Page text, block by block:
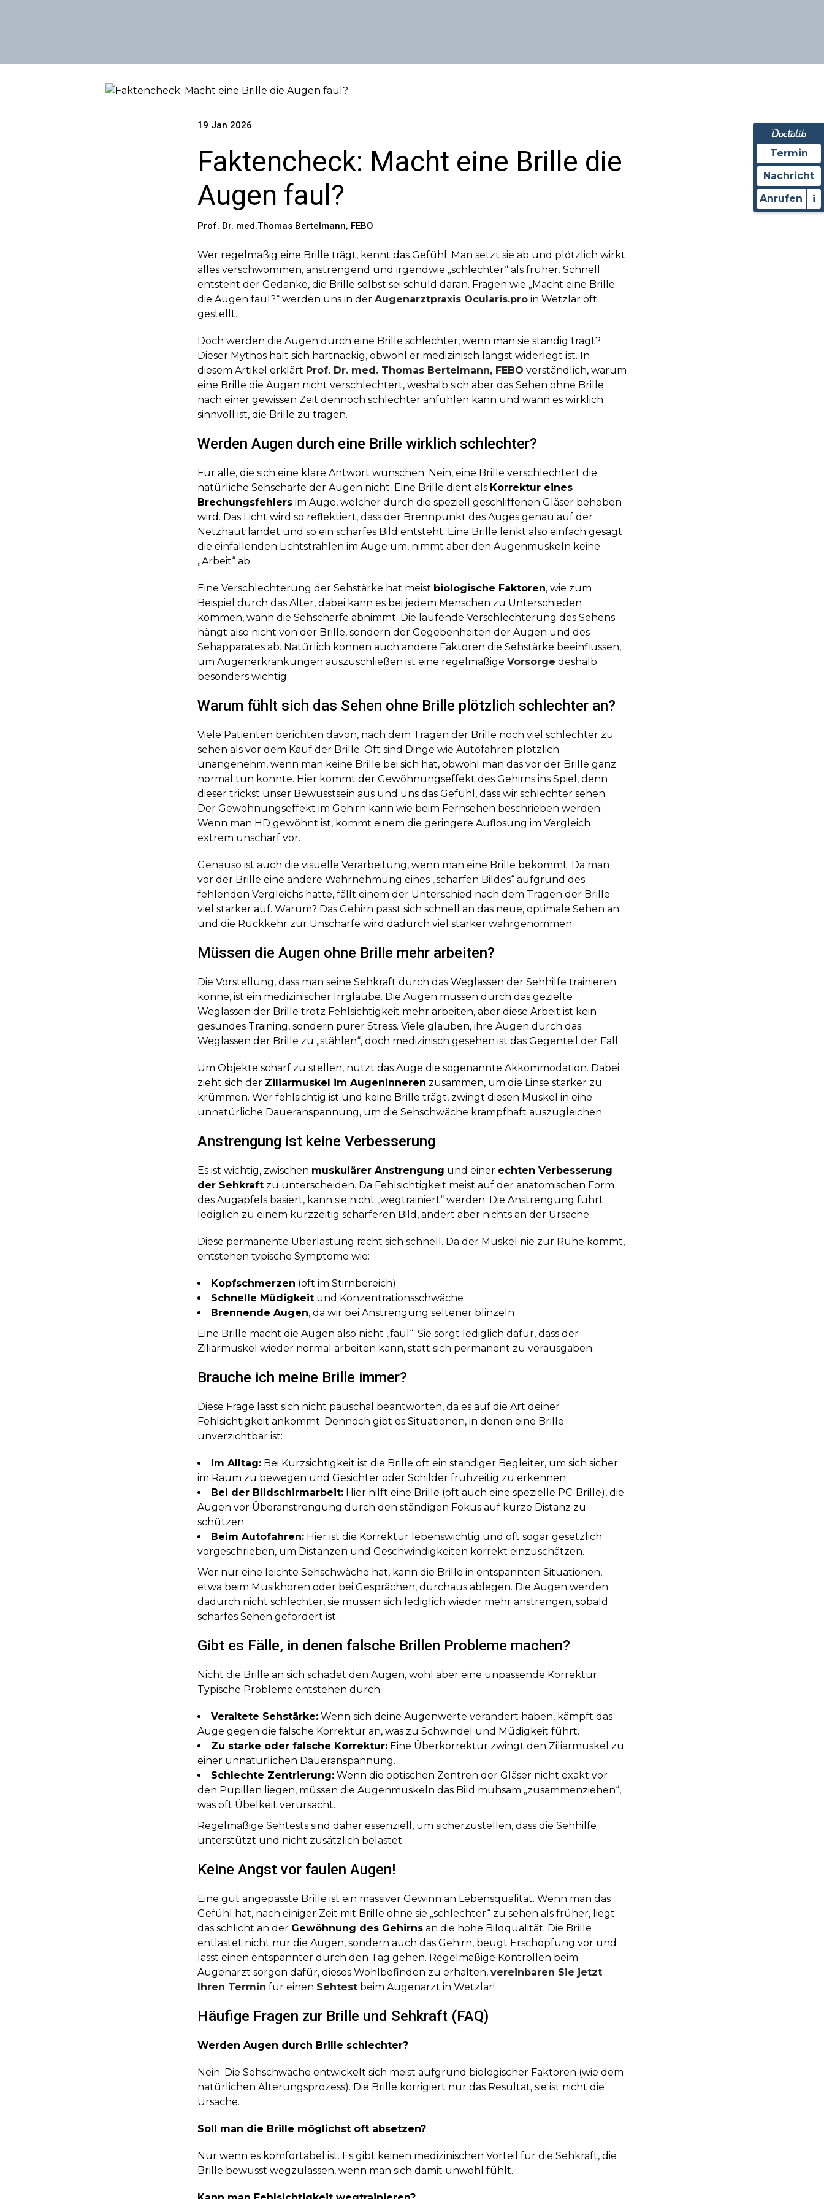
Termin
Nachricht
Anrufen
i
19 Jan 2026
Faktencheck: Macht eine Brille die
Augen faul?
Prof. Dr. med.Thomas Bertelmann, FEBO
Wer regelmäßig eine Brille trägt, kennt das Gefühl: Man setzt sie ab und plötzlich wirkt
alles verschwommen, anstrengend und irgendwie „schlechter“ als früher. Schnell
entsteht der Gedanke, die Brille selbst sei schuld daran. Fragen wie „Macht eine Brille
die Augen faul?“ werden uns in der Augenarztpraxis Ocularis.pro in Wetzlar oft
gestellt.
Doch werden die Augen durch eine Brille schlechter, wenn man sie ständig trägt?
Dieser Mythos hält sich hartnäckig, obwohl er medizinisch längst widerlegt ist. In
diesem Artikel erklärt Prof. Dr. med. Thomas Bertelmann, FEBO verständlich, warum
eine Brille die Augen nicht verschlechtert, weshalb sich aber das Sehen ohne Brille
nach einer gewissen Zeit dennoch schlechter anfühlen kann und wann es wirklich
sinnvoll ist, die Brille zu tragen.
Werden Augen durch eine Brille wirklich schlechter?
Für alle, die sich eine klare Antwort wünschen: Nein, eine Brille verschlechtert die
natürliche Sehschärfe der Augen nicht. Eine Brille dient als Korrektur eines
Brechungsfehlers im Auge, welcher durch die speziell geschliffenen Gläser behoben
wird. Das Licht wird so reflektiert, dass der Brennpunkt des Auges genau auf der
Netzhaut landet und so ein scharfes Bild entsteht. Eine Brille lenkt also einfach gesagt
die einfallenden Lichtstrahlen im Auge um, nimmt aber den Augenmuskeln keine
„Arbeit“ ab.
Eine Verschlechterung der Sehstärke hat meist biologische Faktoren, wie zum
Beispiel durch das Alter, dabei kann es bei jedem Menschen zu Unterschieden
kommen, wann die Sehschärfe abnimmt. Die laufende Verschlechterung des Sehens
hängt also nicht von der Brille, sondern der Gegebenheiten der Augen und des
Sehapparates ab. Natürlich können auch andere Faktoren die Sehstärke beeinflussen,
um Augenerkrankungen auszuschließen ist eine regelmäßige Vorsorge deshalb
besonders wichtig.
Warum fühlt sich das Sehen ohne Brille plötzlich schlechter an?
Viele Patienten berichten davon, nach dem Tragen der Brille noch viel schlechter zu
sehen als vor dem Kauf der Brille. Oft sind Dinge wie Autofahren plötzlich
unangenehm, wenn man keine Brille bei sich hat, obwohl man das vor der Brille ganz
normal tun konnte. Hier kommt der Gewöhnungseffekt des Gehirns ins Spiel, denn
dieser trickst unser Bewusstsein aus und uns das Gefühl, dass wir schlechter sehen.
Der Gewöhnungseffekt im Gehirn kann wie beim Fernsehen beschrieben werden:
Wenn man HD gewöhnt ist, kommt einem die geringere Auflösung im Vergleich
extrem unscharf vor.
Genauso ist auch die visuelle Verarbeitung, wenn man eine Brille bekommt. Da man
vor der Brille eine andere Wahrnehmung eines „scharfen Bildes“ aufgrund des
fehlenden Vergleichs hatte, fällt einem der Unterschied nach dem Tragen der Brille
viel stärker auf. Warum? Das Gehirn passt sich schnell an das neue, optimale Sehen an
und die Rückkehr zur Unschärfe wird dadurch viel stärker wahrgenommen.
Müssen die Augen ohne Brille mehr arbeiten?
Die Vorstellung, dass man seine Sehkraft durch das Weglassen der Sehhilfe trainieren
könne, ist ein medizinischer Irrglaube. Die Augen müssen durch das gezielte
Weglassen der Brille trotz Fehlsichtigkeit mehr arbeiten, aber diese Arbeit ist kein
gesundes Training, sondern purer Stress. Viele glauben, ihre Augen durch das
Weglassen der Brille zu „stählen“, doch medizinisch gesehen ist das Gegenteil der Fall.
Um Objekte scharf zu stellen, nutzt das Auge die sogenannte Akkommodation. Dabei
zieht sich der Ziliarmuskel im Augeninneren zusammen, um die Linse stärker zu
krümmen. Wer fehlsichtig ist und keine Brille trägt, zwingt diesen Muskel in eine
unnatürliche Daueranspannung, um die Sehschwäche krampfhaft auszugleichen.
Anstrengung ist keine Verbesserung
Es ist wichtig, zwischen muskulärer Anstrengung und einer echten Verbesserung
der Sehkraft zu unterscheiden. Da Fehlsichtigkeit meist auf der anatomischen Form
des Augapfels basiert, kann sie nicht „wegtrainiert“ werden. Die Anstrengung führt
lediglich zu einem kurzzeitig schärferen Bild, ändert aber nichts an der Ursache.
Diese permanente Überlastung rächt sich schnell. Da der Muskel nie zur Ruhe kommt,
entstehen typische Symptome wie:
Kopfschmerzen (oft im Stirnbereich)
Schnelle Müdigkeit und Konzentrationsschwäche
Brennende Augen, da wir bei Anstrengung seltener blinzeln
Eine Brille macht die Augen also nicht „faul“. Sie sorgt lediglich dafür, dass der
Ziliarmuskel wieder normal arbeiten kann, statt sich permanent zu verausgaben.
Brauche ich meine Brille immer?
Diese Frage lässt sich nicht pauschal beantworten, da es auf die Art deiner
Fehlsichtigkeit ankommt. Dennoch gibt es Situationen, in denen eine Brille
unverzichtbar ist:
Im Alltag: Bei Kurzsichtigkeit ist die Brille oft ein ständiger Begleiter, um sich sicher
im Raum zu bewegen und Gesichter oder Schilder frühzeitig zu erkennen.
Bei der Bildschirmarbeit: Hier hilft eine Brille (oft auch eine spezielle PC-Brille), die
Augen vor Überanstrengung durch den ständigen Fokus auf kurze Distanz zu
schützen.
Beim Autofahren: Hier ist die Korrektur lebenswichtig und oft sogar gesetzlich
vorgeschrieben, um Distanzen und Geschwindigkeiten korrekt einzuschätzen.
Wer nur eine leichte Sehschwäche hat, kann die Brille in entspannten Situationen,
etwa beim Musikhören oder bei Gesprächen, durchaus ablegen. Die Augen werden
dadurch nicht schlechter, sie müssen sich lediglich wieder mehr anstrengen, sobald
scharfes Sehen gefordert ist.
Gibt es Fälle, in denen falsche Brillen Probleme machen?
Nicht die Brille an sich schadet den Augen, wohl aber eine unpassende Korrektur.
Typische Probleme entstehen durch:
Veraltete Sehstärke: Wenn sich deine Augenwerte verändert haben, kämpft das
Auge gegen die falsche Korrektur an, was zu Schwindel und Müdigkeit führt.
Zu starke oder falsche Korrektur: Eine Überkorrektur zwingt den Ziliarmuskel zu
einer unnatürlichen Daueranspannung.
Schlechte Zentrierung: Wenn die optischen Zentren der Gläser nicht exakt vor
den Pupillen liegen, müssen die Augenmuskeln das Bild mühsam „zusammenziehen“,
was oft Übelkeit verursacht.
Regelmäßige Sehtests sind daher essenziell, um sicherzustellen, dass die Sehhilfe
unterstützt und nicht zusätzlich belastet.
Keine Angst vor faulen Augen!
Eine gut angepasste Brille ist ein massiver Gewinn an Lebensqualität. Wenn man das
Gefühl hat, nach einiger Zeit mit Brille ohne sie „schlechter“ zu sehen als früher, liegt
das schlicht an der Gewöhnung des Gehirns an die hohe Bildqualität. Die Brille
entlastet nicht nur die Augen, sondern auch das Gehirn, beugt Erschöpfung vor und
lässt einen entspannter durch den Tag gehen. Regelmäßige Kontrollen beim
Augenarzt sorgen dafür, dieses Wohlbefinden zu erhalten, vereinbaren Sie jetzt
Ihren Termin für einen Sehtest beim Augenarzt in Wetzlar!
Häufige Fragen zur Brille und Sehkraft (FAQ)
Werden Augen durch Brille schlechter?
Nein. Die Sehschwäche entwickelt sich meist aufgrund biologischer Faktoren (wie dem
natürlichen Alterungsprozess). Die Brille korrigiert nur das Resultat, sie ist nicht die
Ursache.
Soll man die Brille möglichst oft absetzen?
Nur wenn es komfortabel ist. Es gibt keinen medizinischen Vorteil für die Sehkraft, die
Brille bewusst wegzulassen, wenn man sich damit unwohl fühlt.